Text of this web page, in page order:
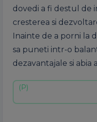
dovedi a fi destul de
cresterea si
Inainte de a porni la
sa puneti intr-o
dezavantajale si abia